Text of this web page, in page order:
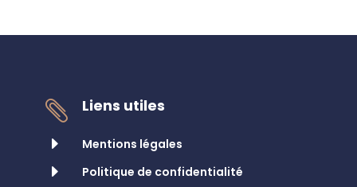

Liens utiles
E
Mentions légales
E Politique de confidentialité